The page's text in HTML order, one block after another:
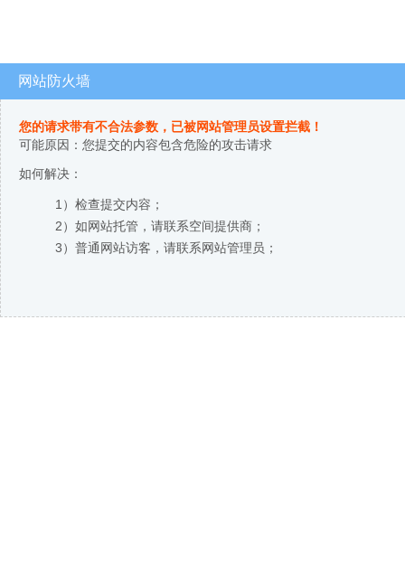
网站防火墙
您的请求带有不合法参数，已被网站管理员设置拦截！
可能原因：您提交的内容包含危险的攻击请求
如何解决：
1）检查提交内容；
2）如网站托管，请联系空间提供商；
3）普通网站访客，请联系网站管理员；